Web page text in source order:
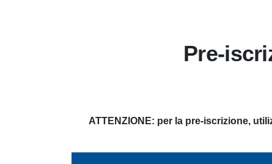
Pre-
ATTENZIONE: per la pre-iscrizione,